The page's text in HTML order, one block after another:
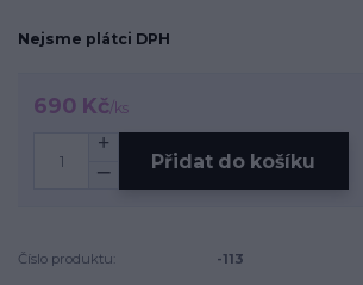
Nejsme plátci DPH
690 Kč/ks
Přidat do košíku
Číslo produktu: -113